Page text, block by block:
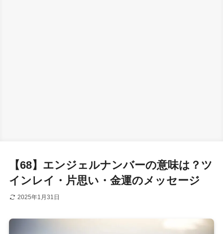
【68】エンジェルナンバーの意味は？ツ
インレイ・片思い・金運のメッセージ
2025年1月31日